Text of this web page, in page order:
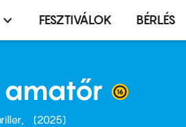
FESZTIVÁLOK BÉRLÉS
2025